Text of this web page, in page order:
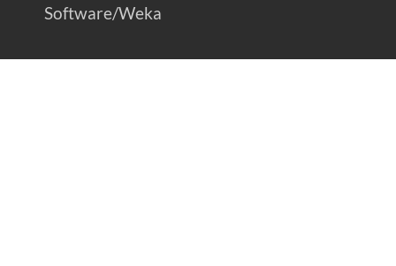
Software/Weka